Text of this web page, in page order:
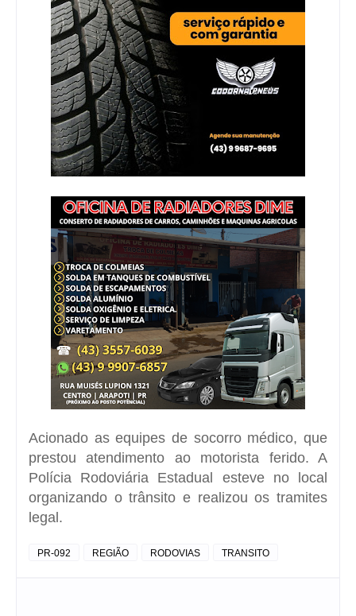
Acionado as equipes de socorro médico, que
prestou atendimento ao motorista ferido. A
Polícia Rodoviária Estadual esteve no local
organizando o trânsito e realizou os tramites
legal.
PR-092 REGIÃO RODOVIAS TRANSITO